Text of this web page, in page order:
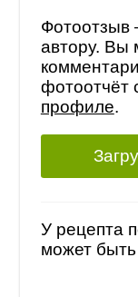
Фотоотзыв
автору. Вы
фотоотчёт
профиле.
У рецепта
может